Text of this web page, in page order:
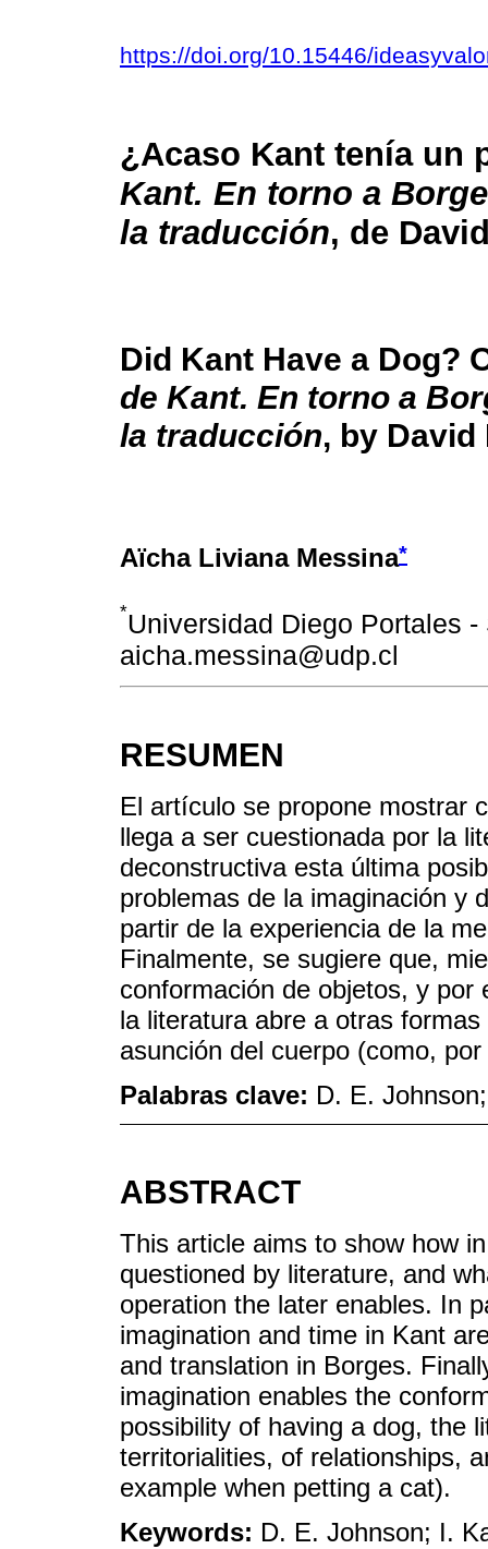
https://doi.org/10.15446/
¿Acaso Kant tenía un
Kant. En torno a
la traducción, de
Did Kant Have a Dog?
de Kant. En torno a
la traducción, by David
Aïcha Liviana Messina*
*Universidad Diego Portales
aicha.messina@udp.cl
RESUMEN
El artículo se propone mostrar
llega a ser cuestionada por la
deconstructiva esta última
problemas de la imaginación y
partir de la experiencia de la
Finalmente, se sugiere que,
conformación de objetos, y por
la literatura abre a otras
asunción del cuerpo (como,
Palabras clave: D. E.
ABSTRACT
This article aims to show how
questioned by literature, and
operation the later enables. In
imagination and time in Kant
and translation in Borges.
imagination enables the
possibility of having a dog, the
territorialities, of relationships,
example when petting a cat).
Keywords: D. E. Johnson; I.